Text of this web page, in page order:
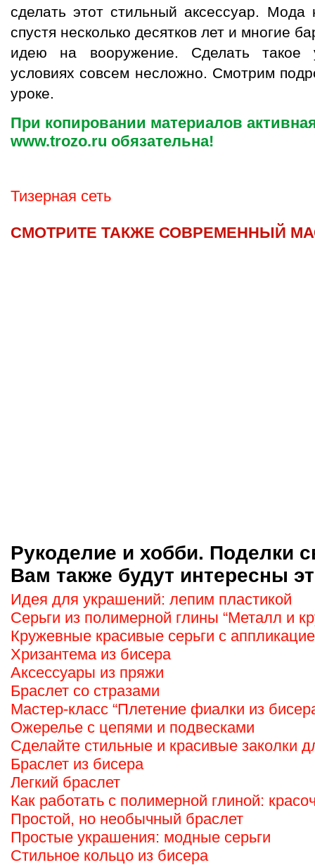
сделать этот стильный аксессуар. Мода
спустя несколько десятков лет и многие
идею на вооружение. Сделать такое
условиях совсем несложно. Смотрим
уроке.
При копировании материалов
www.trozo.ru обязательна!
Тизерная сеть
СМОТРИТЕ ТАКЖЕ СОВРЕМЕННЫЙ
Рукоделие и хобби. Поделки
Вам также будут интересны
Идея для украшений: лепим пластикой
Серьги из полимерной глины “Металл и
Кружевные красивые серьги с
Хризантема из бисера
Аксессуары из пряжи
Браслет со стразами
Мастер-класс “Плетение фиалки из
Ожерелье с цепями и подвесками
Сделайте стильные и красивые заколки
Браслет из бисера
Легкий браслет
Как работать с полимерной глиной:
Простой, но необычный браслет
Простые украшения: модные серьги
Стильное кольцо из бисера